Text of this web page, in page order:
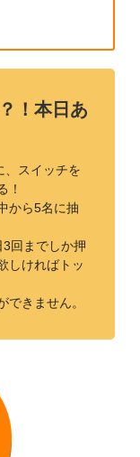
！本日あ
、スイッチを
！
から5名に抽
回までしか押
しければトッ
きません。